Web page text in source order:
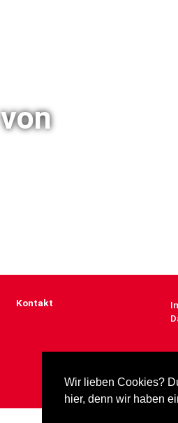
Wir lieben Cookies?
hier, denn wir haben
Kontakt